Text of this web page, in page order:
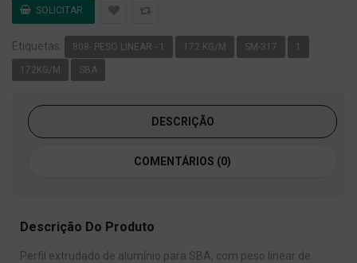
Etiquetas: 808- PESO LINEAR - 1 172 KG/M SM-317 1
172KG/M SBA
DESCRIÇÃO
COMENTÁRIOS (0)
Descrição Do Produto
Perfil extrudado de alumínio para SBA, com peso linear de